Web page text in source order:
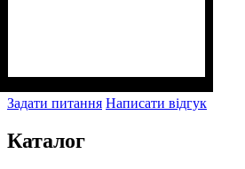
Задати питання Написати відгук
Каталог